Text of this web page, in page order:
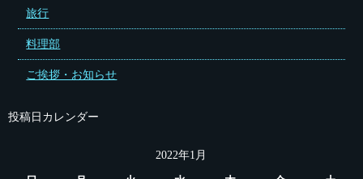
旅行
料理部
ご挨拶・お知らせ
投稿日カレンダー
2022年1月